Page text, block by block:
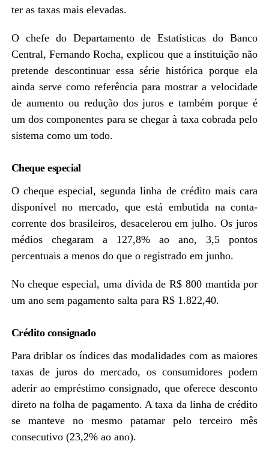
ter as taxas mais elevadas.
O chefe do Departamento de Estatísticas do Banco
Central, Fernando Rocha, explicou que a instituição não
pretende descontinuar essa série histórica porque ela
ainda serve como referência para mostrar a velocidade
de aumento ou redução dos juros e também porque é
um dos componentes para se chegar à taxa cobrada pelo
sistema como um todo.
Cheque especial
O cheque especial, segunda linha de crédito mais cara
disponível no mercado, que está embutida na conta-
corrente dos brasileiros, desacelerou em julho. Os juros
médios chegaram a 127,8% ao ano, 3,5 pontos
percentuais a menos do que o registrado em junho.
No cheque especial, uma dívida de R$ 800 mantida por
um ano sem pagamento salta para R$ 1.822,40.
Crédito consignado
Para driblar os índices das modalidades com as maiores
taxas de juros do mercado, os consumidores podem
aderir ao empréstimo consignado, que oferece desconto
direto na folha de pagamento. A taxa da linha de crédito
se manteve no mesmo patamar pelo terceiro mês
consecutivo (23,2% ao ano).